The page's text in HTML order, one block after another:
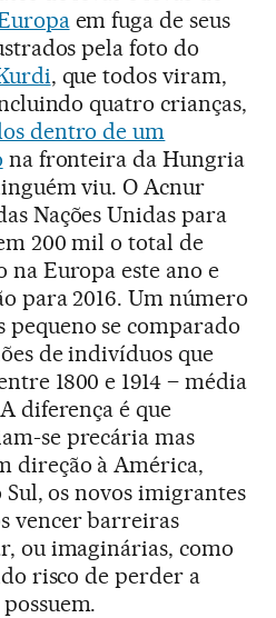
em fuga de seus
pela foto do
, que todos viram,
quatro crianças,
dentro de um
na fronteira da Hungria
viu. O Acnur
Nações Unidas para
200 mil o total de
na Europa este ano e
para 2016. Um número
se comparado
de indivíduos que
1800 e 1914 – média
diferença é que
se precária mas
direção à América,
os novos imigrantes
vencer barreiras
ou imaginárias, como
risco de perder a